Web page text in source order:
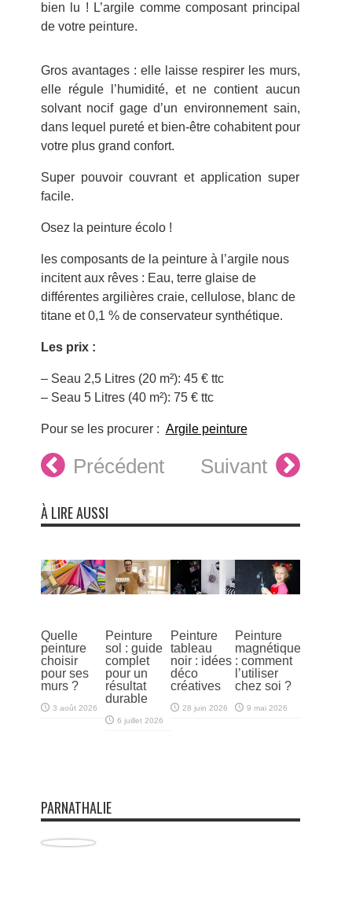
bien lu ! L’argile comme composant principal
de votre peinture.
Gros avantages : elle laisse respirer les murs,
elle régule l’humidité, et ne contient aucun
solvant nocif gage d’un environnement sain,
dans lequel pureté et bien-être cohabitent pour
votre plus grand confort.
Super pouvoir couvrant et application super
facile.
Osez la peinture écolo !
les composants de la peinture à l’argile nous
incitent aux rêves : Eau, terre glaise de
différentes argilières craie, cellulose, blanc de
titane et 0,1 % de conservateur synthétique.
Les prix :
– Seau 2,5 Litres (20 m²): 45 € ttc
– Seau 5 Litres (40 m²): 75 € ttc
Pour se les procurer : Argile peinture
Précédent Suivant
À LIRE AUSSI
Quelle
peinture
choisir
pour ses
murs ?
3 août 2026
Peinture
sol : guide
complet
pour un
résultat
durable
6 juillet 2026
Peinture
tableau
noir : idées
déco
créatives
28 juin 2026
Peinture
magnétique
: comment
l’utiliser
chez soi ?
9 mai 2026
PARNATHALIE